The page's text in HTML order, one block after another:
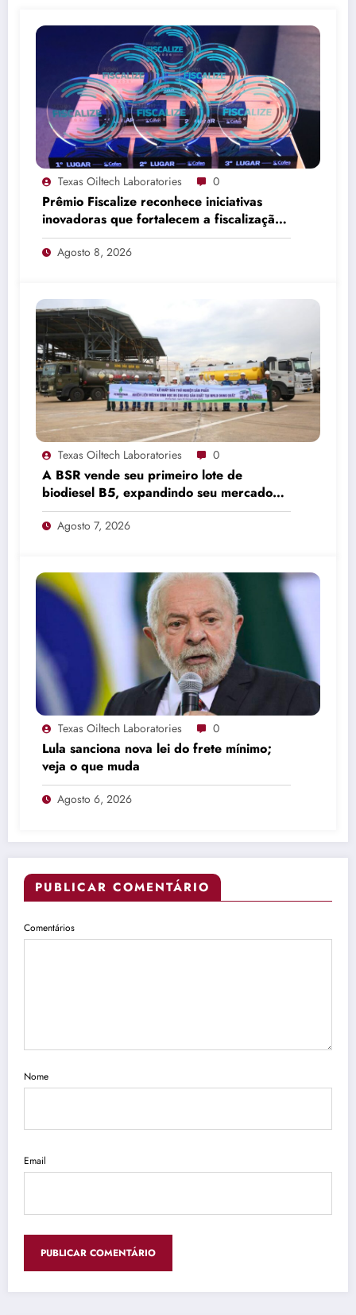
Texas Oiltech Laboratories 0
Prêmio Fiscalize reconhece iniciativas
inovadoras que fortalecem a fiscalização
da Enfermagem
Agosto 8, 2026
Texas Oiltech Laboratories 0
A BSR vende seu primeiro lote de
biodiesel B5, expandindo seu mercado
de combustíveis ecológicos.
Agosto 7, 2026
Texas Oiltech Laboratories 0
Lula sanciona nova lei do frete mínimo;
veja o que muda
Agosto 6, 2026
PUBLICAR COMENTÁRIO
Comentários
Nome
Email